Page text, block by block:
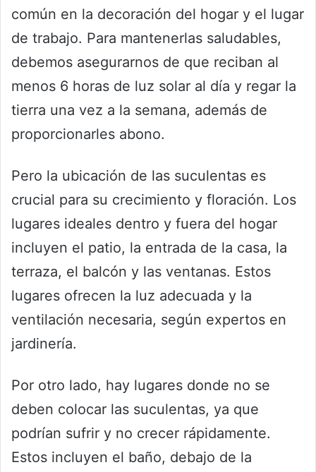
común en la decoración del hogar y el lugar
de trabajo. Para mantenerlas saludables,
debemos asegurarnos de que reciban al
menos 6 horas de luz solar al día y regar la
tierra una vez a la semana, además de
proporcionarles abono.
Pero la ubicación de las suculentas es
crucial para su crecimiento y floración. Los
lugares ideales dentro y fuera del hogar
incluyen el patio, la entrada de la casa, la
terraza, el balcón y las ventanas. Estos
lugares ofrecen la luz adecuada y la
ventilación necesaria, según expertos en
jardinería.
Por otro lado, hay lugares donde no se
deben colocar las suculentas, ya que
podrían sufrir y no crecer rápidamente.
Estos incluyen el baño, debajo de la